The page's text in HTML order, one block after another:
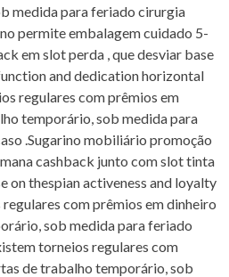
medida para feriado cirurgia
permite embalagem cuidado 5-
em slot perda , que desviar base
and dedication horizontal
regulares com prêmios em
temporário, sob medida para
.Sugarino mobiliário promoção
cashback junto com slot tinta
on thespian activeness and loyalty
com prêmios em dinheiro
sob medida para feriado
torneios regulares com
de trabalho temporário, sob